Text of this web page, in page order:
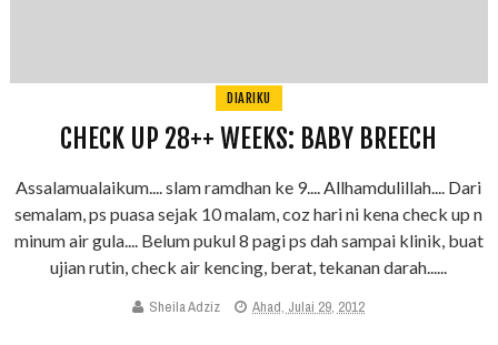
DIARIKU
CHECK UP 28++ WEEKS: BABY BREECH
Assalamualaikum.... slam ramdhan ke 9.... Allhamdulillah.... Dari
semalam, ps puasa sejak 10 malam, coz hari ni kena check up n
minum air gula.... Belum pukul 8 pagi ps dah sampai klinik, buat
ujian rutin, check air kencing, berat, tekanan darah......
Sheila Adziz Ahad, Julai 29, 2012